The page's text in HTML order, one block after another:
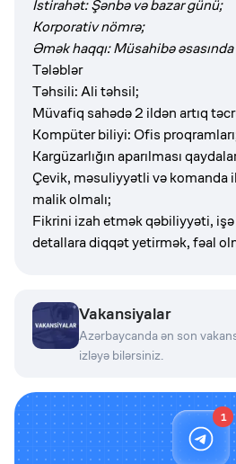
İstirahət: Şənbə və bazar günü;
Korporativ nömrə;
Əmək haqqı: Müsahibə
Tələblər
Təhsili: Ali təhsil;
Müvafiq sahədə 2 ildən artıq
Kompüter biliyi: Ofis
Kargüzarlığın aparılması
Çevik, məsuliyyətli və komanda
malik olmalı;
Fikrini izah etmək qəbiliyyəti, işə
detallara diqqət yetirmək, fəal
Vakansiyalar
Azərbaycanda ən son
izləyə bilərsiniz.
1